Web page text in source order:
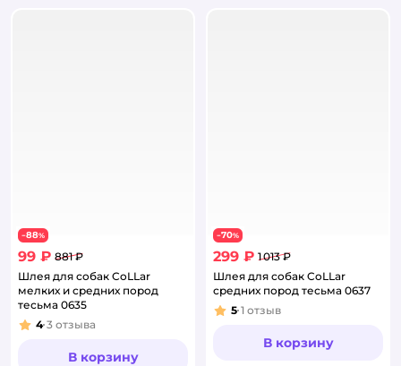
−88%
99 ₽ 881 ₽
Шлея для собак CoLLar
мелких и средних пород
тесьма 0635
Рейтинг:
4 3 отзыва
В корзину
−70%
299 ₽ 1 013 ₽
Шлея для собак CoLLar
средних пород тесьма 0637
Рейтинг:
5 1 отзыв
В корзину